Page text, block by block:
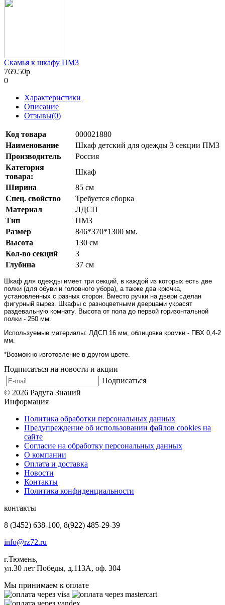
Скамья к шкафу ПМ3
769.50р
0
Характеристики
Описание
Отзывы(0)
Код товара
000021880
Наименование
Шкаф детский для одежды 3 секции ПМ3
Производитель
Россия
Категория
товара:
Шкаф
Ширина
85 см
Спец. свойство
Требуется сборка
Материал
ЛДСП
Тип
ПМ3
Размер
846*370*1300 мм.
Высота
130 см
Кол-во секций
3
Глубина
37 см
Шкаф для одежды имеет три секций, в каждой из которых есть две
полки (для обуви и головного убора), а также два крючка,
установленных с разных сторон. Вместо ручки на двери сделан
фигурный вырез. Шкафы с разноцветными дверцами украсят
раздевальную комнату. Высота от пола до первой горизонтальной
полки - 250 мм.
Используемые материалы: ЛДСП 16 мм, облицовка кромки - ПВХ 0,4-2
мм.
*Возможно изготовление в другом цвете.
Подписаться на новости и акции
Подписаться
© 2026 Радуга Знаний
Информация
Политика обработки персональных данных
Предупреждение об использовании файлов cookies на
сайте
Согласие на обработку персональных данных
О компании
Оплата и доставка
Новости
Контакты
Политика конфиденциальности
контакты
8 (3452) 638-100, 8(922) 485-29-39
info@rz72.ru
г.Тюмень,
ул.30 лет Победы, д.113А, оф. 304
Мы принимаем к оплате